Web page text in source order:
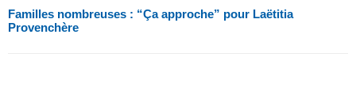
Familles nombreuses : “Ça approche” pour Laëtitia
Provenchère